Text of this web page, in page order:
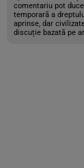
comentariu pot
temporară a
aprinse, dar
discuție bazată pe